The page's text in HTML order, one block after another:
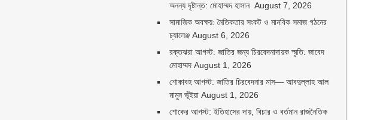
অনন্য দৃষ্টান্ত: মোহাম্মদ হাসান August 7, 2026
সামাজিক অবক্ষয়: নৈতিকতার সংকট ও মানবিক সমাজ গঠনের
চ্যালেঞ্জ August 6, 2026
রক্তঝরা আগস্ট: জাতির জন্য চিরবেদনাদায়ক স্মৃতি: জাবেদ
মোহাম্মদ August 1, 2026
শোকাবহ আগস্ট: জাতির চিরবেদনার মাস— আবদুল্লাহ আল
মামুন ভূঁইয়া August 1, 2026
শোকের আগস্ট: ইতিহাসের দায়, বিচার ও বর্তমান রাজনৈতিক